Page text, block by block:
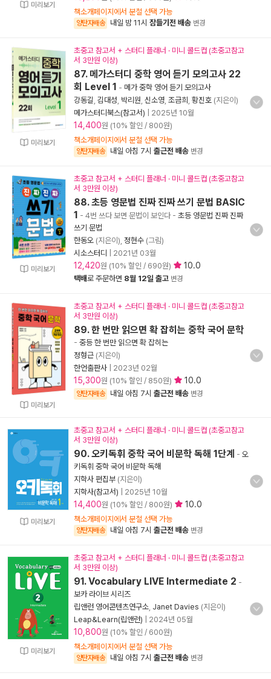
미리보기
책소개페이지에서 분철 선택 가능
양탄자배송 내일 밤 11시 잠들기전 배송 변경
미리보기
초중고 참고서 + 스터디 플래너 · 미니 콜드컵 (초중고참고
서 3만원 이상)
87. 메가스터디 중학 영어 듣기 모의고사 22
회 Level 1 - 메가 중학 영어 듣기 모의고사
강동길 김대성 박리원 신소영 조금희 황진호 (지은이)
메가스터디북스(참고서)
2025년 10월
14,400원 (10% 할인 / 800원)
책소개페이지에서 분철 선택 가능
양탄자배송 내일 아침 7시 출근전 배송 변경
미리보기
초중고 참고서 + 스터디 플래너 · 미니 콜드컵 (초중고참고
서 3만원 이상)
88. 초등 영문법 진짜 진짜 쓰기 문법 BASIC
1 - 4번 쓰다 보면 문법이 보인다- 초등 영문법 진짜 진짜
쓰기 문법
한동오 (지은이), 정현수 (그림)
시소스터디
2021년 03월
12,420원 (10% 할인 / 690원) 10.0
택배로 주문하면 8월 12일 출고 변경
미리보기
초중고 참고서 + 스터디 플래너 · 미니 콜드컵 (초중고참고
서 3만원 이상)
89. 한 번만 읽으면 확 잡히는 중학 국어 문학
- 중등 한 번만 읽으면 확 잡히는
정형근 (지은이)
한언출판사
2023년 02월
15,300원 (10% 할인 / 850원) 10.0
양탄자배송 내일 아침 7시 출근전 배송 변경
미리보기
초중고 참고서 + 스터디 플래너 · 미니 콜드컵 (초중고참고
서 3만원 이상)
90. 오키독휘 중학 국어 비문학 독해 1단계 - 오
키독휘 중학 국어 비문학 독해
지학사 편집부 (지은이)
지학사(참고서)
2025년 10월
14,400원 (10% 할인 / 800원) 10.0
책소개페이지에서 분철 선택 가능
양탄자배송 내일 아침 7시 출근전 배송 변경
미리보기
초중고 참고서 + 스터디 플래너 · 미니 콜드컵 (초중고참고
서 3만원 이상)
91. Vocabulary LIVE Intermediate 2 -
보카 라이브 시리즈
립앤런 영어콘텐츠연구소 Janet Davies (지은이)
Leap&Learn(립앤런)
2024년 05월
10,800원 (10% 할인 / 600원)
책소개페이지에서 분철 선택 가능
양탄자배송 내일 아침 7시 출근전 배송 변경